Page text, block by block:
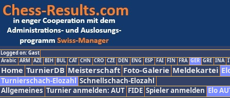
Logged on: Gast
Arabic ARM AZE BIH BUL CAT CHN CRO CZE DEN ENG ESP FAI FIN FRA GER GRE INA
Home TurnierDB Meisterschaft Foto-Galerie Meldekartei
Turnierschach-Elozahl Schnellschach-Elozahl
Allgemeines Turnier anmelden: AUT FIDE Spieler anmelden Elo